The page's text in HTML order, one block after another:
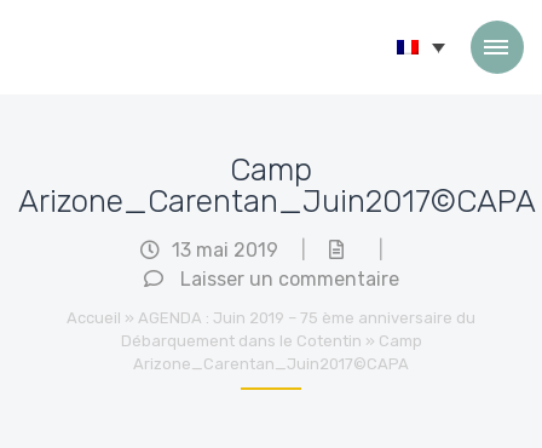
Camp
Arizone_Carentan_Juin2017©CAPA
13 mai 2019
Laisser un commentaire
Accueil » AGENDA : Juin 2019 – 75 ème anniversaire du
Débarquement dans le Cotentin » Camp
Arizone_Carentan_Juin2017©CAPA